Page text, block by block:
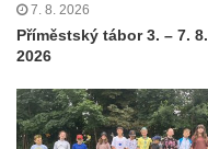
7. 8. 2026
Příměstský tábor 3. – 7. 8.
2026